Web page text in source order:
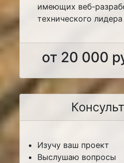
имеющих веб-
технического
от 20 000
Изучу ваш проект
Выслушаю вопросы